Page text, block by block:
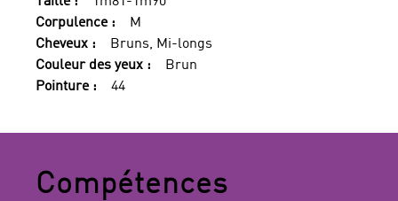
Corpulence :
M
Cheveux :
Bruns, Mi-longs
Couleur des yeux :
Brun
Pointure :
44
Compétences